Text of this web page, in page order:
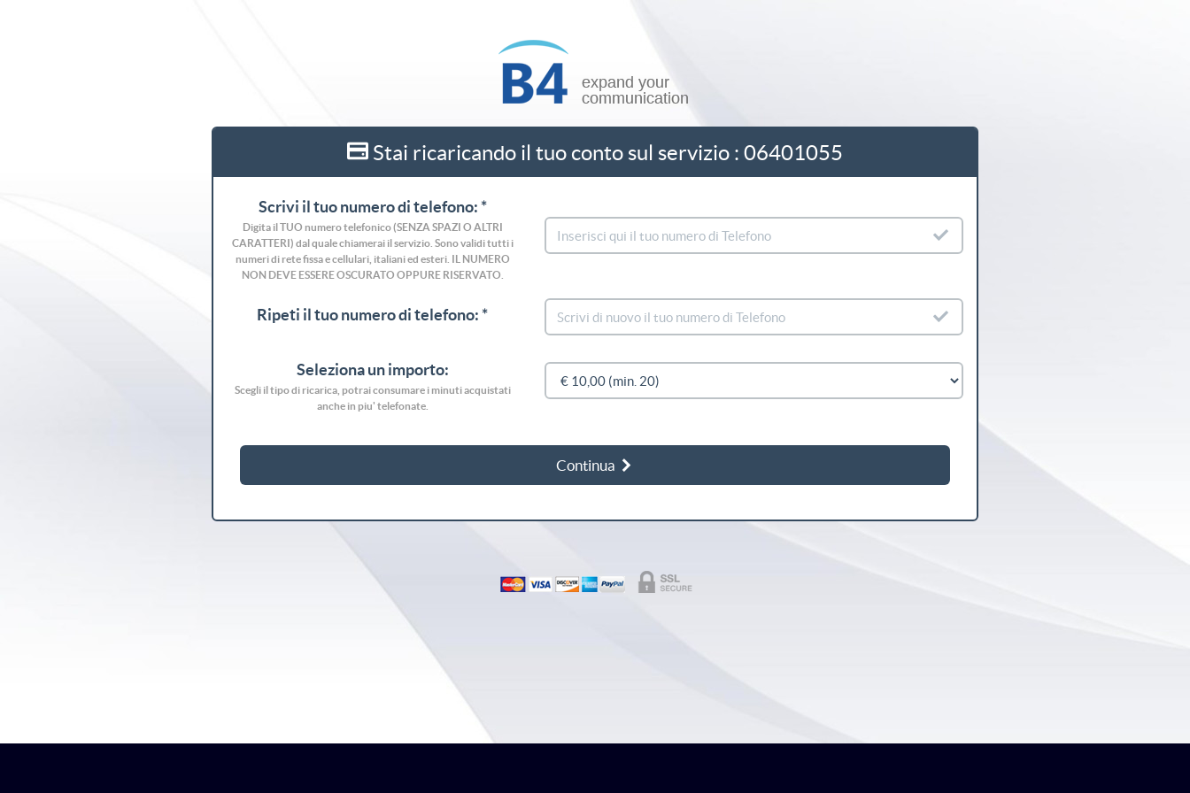
Stai ricaricando il tuo conto sul servizio : 06401055
Scrivi il tuo numero di telefono: *
Digita il TUO numero telefonico (SENZA SPAZI O ALTRI
CARATTERI) dal quale chiamerai il servizio. Sono validi tutti i
numeri di rete fissa e cellulari, italiani ed esteri. IL NUMERO
NON DEVE ESSERE OSCURATO OPPURE RISERVATO.
Ripeti il tuo numero di telefono: *
Seleziona un importo:
Scegli il tipo di ricarica, potrai consumare i minuti acquistati
anche in piu' telefonate.
Continua